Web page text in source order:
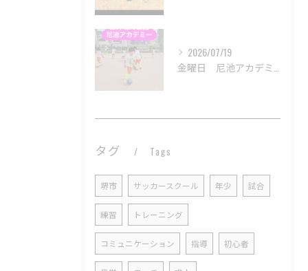
2026/07/19
金曜日 尼池アカデミー
タグ Tags
堺市 サッカースクール 年少 試合
練習 トレーニング
コミュニケーション 指導 初心者